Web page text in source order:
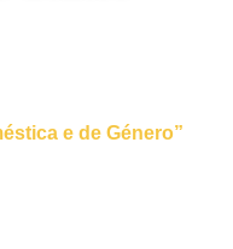
e de Género”